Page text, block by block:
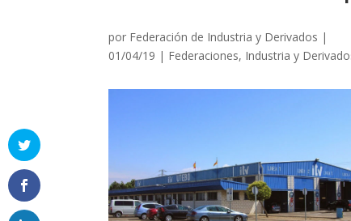
por Federación de Industria y Derivados |
01/04/19 | Federaciones, Industria y